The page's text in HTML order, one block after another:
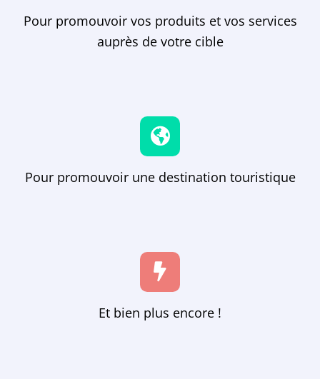
Pour promouvoir vos produits et vos services
auprès de votre cible
Pour promouvoir une destination touristique
Et bien plus encore !